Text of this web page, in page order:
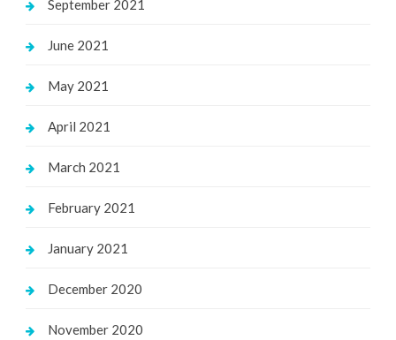
September 2021
June 2021
May 2021
April 2021
March 2021
February 2021
January 2021
December 2020
November 2020